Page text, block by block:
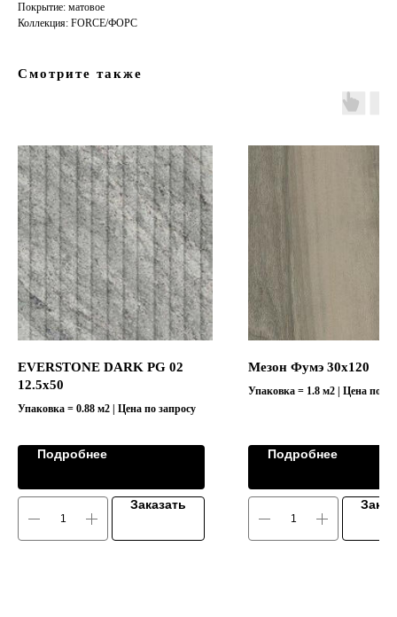
Покрытие: матовое
Коллекция: FORCE/ФOРС
Смотрите также
EVERSTONE DARK PG 02
12.5x50
Упаковка = 0.88 м2 | Цена по запросу
Подробнее
Заказать
Мезон Фумэ 30х120
Упаковка = 1.8 м2 | Цена по
Подробнее